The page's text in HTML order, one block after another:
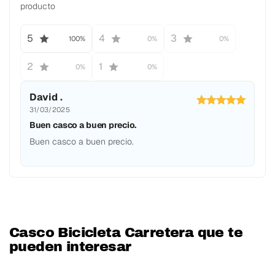
producto
5 100% 4 0% 3 0%
2 0% 1 0%
David .
31/03/2025
Buen casco a buen precio.
Buen casco a buen precio.
Casco Bicicleta Carretera que te
pueden interesar